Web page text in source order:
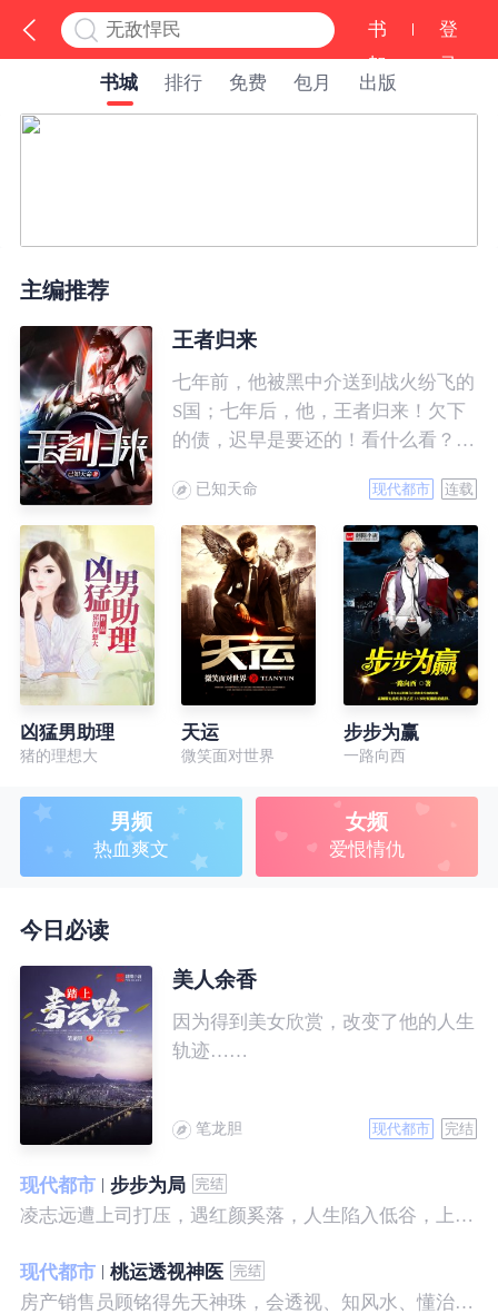
书
架
登
录
书城
排行 免费 包月 出版
主编推荐
王者归来
七年前，他被黑中介送到战火纷飞的
S国；七年后，他，王者归来！欠下
的债，迟早是要还的！看什么看？说
已知天命 现代都市 连载
凶猛男助理
猪的理想大
天运
微笑面对世界
步步为赢
一路向西
男频
热血爽文
女频
爱恨情仇
今日必读
美人余香
因为得到美女欣赏，改变了他的人生
轨迹……
笔龙胆 现代都市 完结
现代都市
步步为局
凌志远遭上司打压，遇红颜奚落，人生陷入低谷，上帝在关上一扇门的同时，势必会留下一扇窗，面对稍纵即逝的机会，他果断出手了……
现代都市
桃运透视神医
房产销售员顾铭得先天神珠，会透视、知风水、懂治病、有神通，开始逆袭人生。